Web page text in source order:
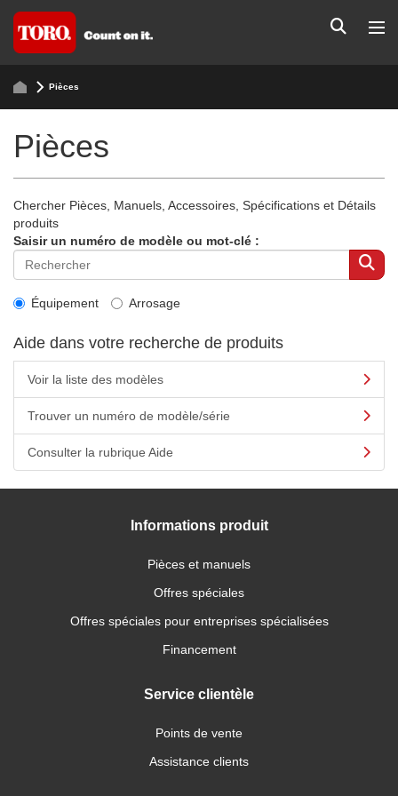
Pièces
Pièces
Chercher Pièces, Manuels, Accessoires, Spécifications et Détails
produits
Saisir un numéro de modèle ou mot-clé :
Équipement Arrosage
Aide dans votre recherche de produits
Voir la liste des modèles
Trouver un numéro de modèle/série
Consulter la rubrique Aide
Informations produit
Pièces et manuels
Offres spéciales
Offres spéciales pour entreprises spécialisées
Financement
Service clientèle
Points de vente
Assistance clients